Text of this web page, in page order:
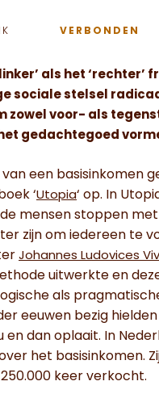
VERBONDEN
als het ‘rechter’
sociale stelsel
zowel voor- als
gedachtegoed
een basisinkomen
‘Utopia‘ op. In
mensen stoppen
zijn om iedereen te
Johannes Ludovices
uitwerkte en
als
eeuwen bezig
en dan oplaait. In
het basisinkomen.
keer verkocht.